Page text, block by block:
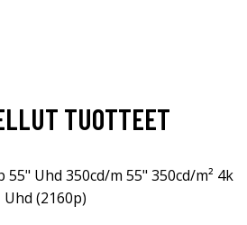
TUOTTEET